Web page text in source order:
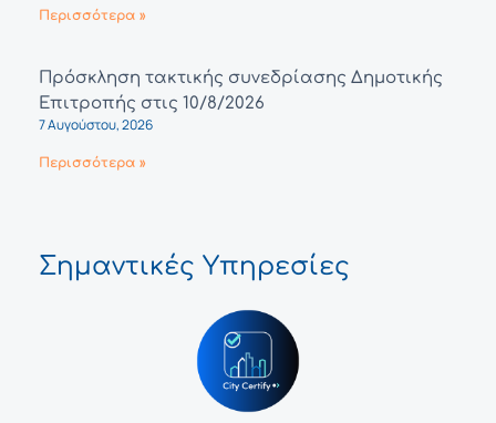
Περισσότερα »
Πρόσκληση τακτικής συνεδρίασης Δημοτικής
Επιτροπής στις 10/8/2026
7 Αυγούστου, 2026
Περισσότερα »
Σημαντικές Υπηρεσίες